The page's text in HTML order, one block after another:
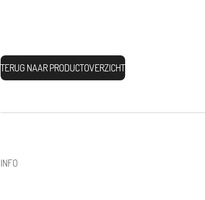
TERUG NAAR PRODUCTOVERZICHT
INFO